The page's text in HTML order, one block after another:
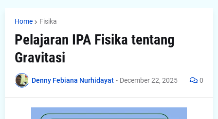
Home Fisika
Pelajaran IPA Fisika tentang
Gravitasi
Denny Febiana Nurhidayat - December 22, 2025 0